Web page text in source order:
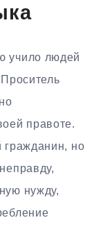
учило людей
правоте.
гражданин, но
нужду,